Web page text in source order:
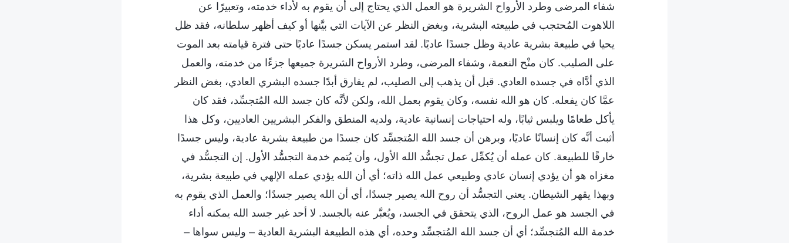
شفاء المرضى وطرد الأرواح الشريرة هو العمل الذي يحتاج إلى أن يقوم به لأداء خدمته، وتعبيرًا عن
اللاهوت المُحتجب في طبيعته البشرية، وبغض النظر عن الآيات التي بيَّنها أو كيف أظهر سلطانه، فقد ظل
يحيا في طبيعة بشرية عادية وظل جسدًا عاديًا. لقد استمر يسكن جسدًا عاديًا حتى فترة قيامته بعد الموت
على الصليب. كان منْح النعمة، وشفاء المرضى، وطرد الأرواح الشريرة جميعها جزءًا من خدمته، والعمل
الذي أدَّاه في جسده العادي. قبل أن يذهب إلى الصليب، لم يفارق أبدًا جسده البشري العادي، بغض النظر
عمَّا كان يفعله. كان هو الله نفسه، وكان يقوم بعمل الله، ولكن لأنَّه كان جسد الله المُتجسِّد، فقد كان
يأكل طعامًا ويلبس ثيابًا، وله احتياجات إنسانية عادية، ولديه المنطق والفكر البشريين العاديين، وكل هذا
أثبت أنَّه كان إنسانًا عاديًا، وبرهن أن جسد الله المُتجسِّد كان جسدًا من طبيعة بشرية عادية، وليس جسدًا
خارقًا للطبيعة. كان عمله أن يُكمِّل عمل تجسُّد الله الأول، وأن يُتمم خدمة التجسُّد الأول. إن التجسُّد في
مغزاه هو أن يؤدي إنسان عادي وطبيعي عمل الله ذاته؛ أي أن الله يؤدي عمله الإلهي في طبيعة بشرية،
وبهذا يقهر الشيطان. يعني التجسُّد أن روح الله يصير جسدًا، أي أن الله يصير جسدًا؛ والعمل الذي يقوم به
في الجسد هو عمل الروح، الذي يتحقق في الجسد، ويُعبَّر عنه بالجسد. لا أحد غير جسد الله يمكنه أداء
خدمة الله المُتجسِّد؛ أي أن جسد الله المُتجسِّد وحده، أي هذه الطبيعة البشرية العادية – وليس سواها –